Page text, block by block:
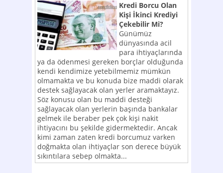
Kredi Borcu Olan
Kişi İkinci Krediyi
Çekebilir Mi?
Günümüz
dünyasında acil
para ihtiyaçlarında
ya da ödenmesi gereken borçlar olduğunda
kendi kendimize yetebilmemiz mümkün
olmamakta ve bu konuda bize maddi olarak
destek sağlayacak olan yerler aramaktayız.
Söz konusu olan bu maddi desteği
sağlayacak olan yerlerin başında bankalar
gelmek ile beraber pek çok kişi nakit
ihtiyacını bu şekilde gidermektedir. Ancak
kimi zaman zaten kredi borcumuz varken
doğmakta olan ihtiyaçlar son derece büyük
sıkıntılara sebep olmakta...